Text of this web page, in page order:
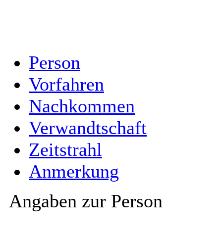
Person
Vorfahren
Nachkommen
Verwandtschaft
Zeitstrahl
Anmerkung
Angaben zur Person